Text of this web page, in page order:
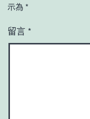
示為 *
留言 *